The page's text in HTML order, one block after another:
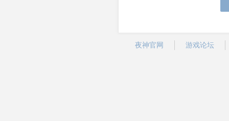
夜神官网 游戏论坛